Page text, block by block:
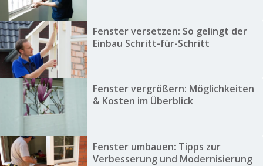
Fenster versetzen: So gelingt der
Einbau Schritt-für-Schritt
Fenster vergrößern: Möglichkeiten
& Kosten im Überblick
Fenster umbauen: Tipps zur
Verbesserung und Modernisierung